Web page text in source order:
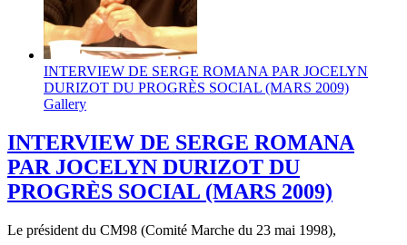
INTERVIEW DE SERGE ROMANA PAR JOCELYN
DURIZOT DU PROGRÈS SOCIAL (MARS 2009)
Gallery
INTERVIEW DE SERGE ROMANA
PAR JOCELYN DURIZOT DU
PROGRÈS SOCIAL (MARS 2009)
Le président du CM98 (Comité Marche du 23 mai 1998),